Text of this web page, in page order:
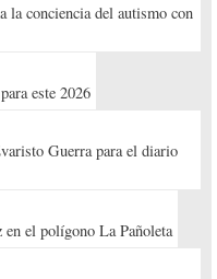
conciencia del autismo con
este 2026
Guerra para el diario
el polígono La Pañoleta